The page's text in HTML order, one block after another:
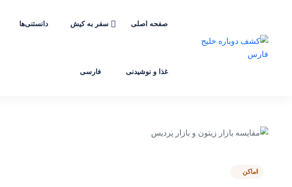
صفحه اصلی سفر به کیش دانستنی‌ها
غذا و نوشیدنی فارسی
اماکن